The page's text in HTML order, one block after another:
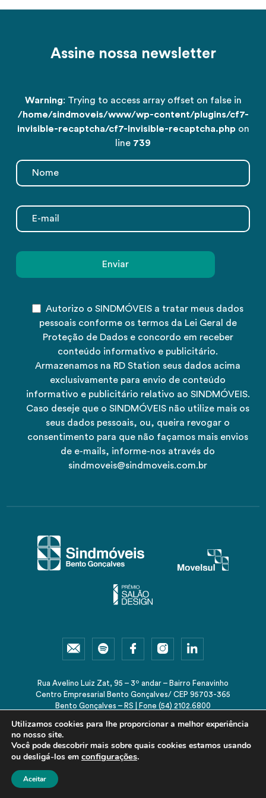
Assine nossa newsletter
Warning: Trying to access array offset on false in
/home/sindmoveis/www/wp-content/plugins/cf7-
invisible-recaptcha/cf7-Invisible-recaptcha.php on
line 739
Autorizo o SINDMÓVEIS a tratar meus dados
pessoais conforme os termos da Lei Geral de
Proteção de Dados e concordo em receber
conteúdo informativo e publicitário.
Armazenamos na RD Station seus dados acima
exclusivamente para envio de conteúdo
informativo e publicitário relativo ao SINDMÓVEIS.
Caso deseje que o SINDMÓVEIS não utilize mais os
seus dados pessoais, ou, queira revogar o
consentimento para que não façamos mais envios
de e-mails, informe-nos através do
sindmoveis@sindmoveis.com.br
Rua Avelino Luiz Zat, 95 – 3º andar – Bairro Fenavinho
Centro Empresarial Bento Gonçalves/ CEP 95703-365
Bento Gonçalves – RS | Fone (54) 2102.6800
© 2026 Sindmóveis-RS. Todos os direitos reservados.
Utilizamos cookies para lhe proporcionar a melhor experiência
no nosso site.
Você pode descobrir mais sobre quais cookies estamos usando
ou desligá-los em configurações.
Aceitar